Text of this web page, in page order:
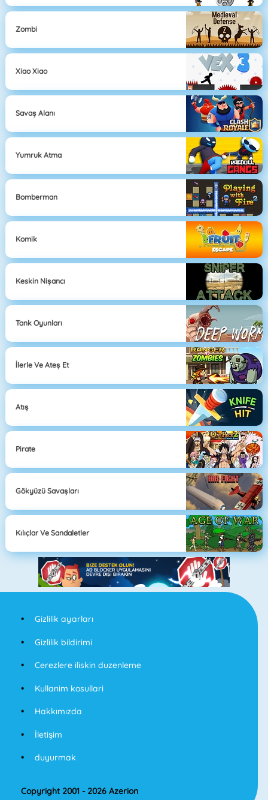
Zombi
Xiao Xiao
Savaş Alanı
Yumruk Atma
Bomberman
Komik
Keskin Nişancı
Tank Oyunları
İlerle Ve Ateş Et
Atış
Pirate
Gökyüzü Savaşları
Kılıçlar Ve Sandaletler
Gizlilik ayarları
Gizlilik bildirimi
Cerezlere iliskin duzenleme
Kullanim kosullari
Hakkımızda
İletişim
duyurmak
Copyright 2001 - 2026 Azerion